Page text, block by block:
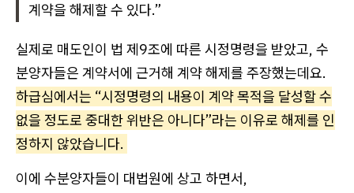
계약을 해제할 수 있다.”
실제로 매도인이 법 제9조에 따른 시정명령을 받았고, 수
분양자들은 계약서에 근거해 계약 해제를 주장했는데요.
하급심에서는 “시정명령의 내용이 계약 목적을 달성할 수
없을 정도로 중대한 위반은 아니다”라는 이유로 해제를 인
정하지 않았습니다.
이에 수분양자들이 대법원에 상고 하면서,